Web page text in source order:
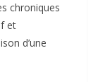
chroniques
et
d’une